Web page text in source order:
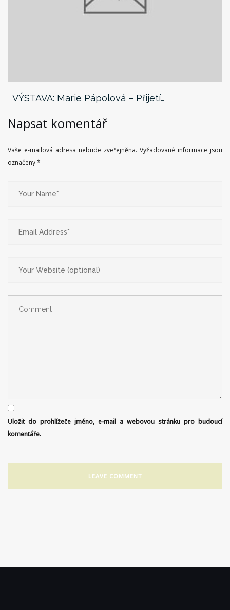
VÝSTAVA: Marie Pápolová – Přijetí…
Napsat komentář
Vaše e-mailová adresa nebude zveřejněna. Vyžadované informace jsou
označeny*
Uložit do prohlížeče jméno, e-mail a webovou stránku pro budoucí
komentáře.